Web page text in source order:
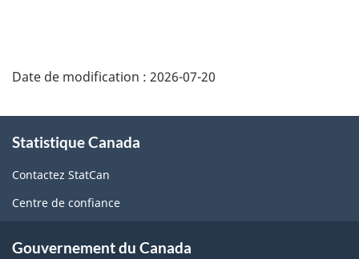
Date de modification : 2026-07-20
propos
de
ce
Statistique Canada
Contactez StatCan
Centre de confiance
Gouvernement du Canada